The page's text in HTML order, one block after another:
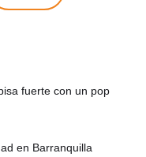
fuerte con un pop
en Barranquilla